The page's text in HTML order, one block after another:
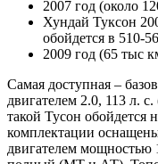
2007 год (около
Хундай Туксон
обойдется в 510-
2009 год (65 тыс
Самая доступная –
двигателем 2.0, 113 л.
такой Тусон обойдется
комплектации
двигателем мощностью